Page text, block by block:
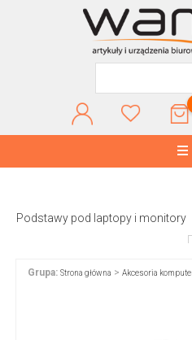
Podstawy pod laptopy i monitory
Grupa: Strona główna > Akcesoria